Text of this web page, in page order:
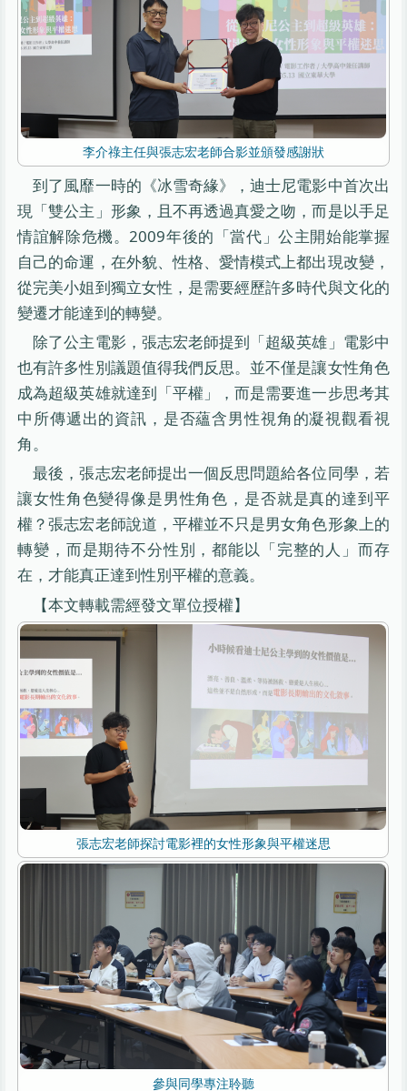
李介祿主任與張志宏老師合影並頒發感謝狀
到了風靡一時的《冰雪奇緣》，迪士尼電影中首次出
現「雙公主」形象，且不再透過真愛之吻，而是以手足
情誼解除危機。2009年後的「當代」公主開始能掌握
自己的命運，在外貌、性格、愛情模式上都出現改變，
從完美小姐到獨立女性，是需要經歷許多時代與文化的
變遷才能達到的轉變。
除了公主電影，張志宏老師提到「超級英雄」電影中
也有許多性別議題值得我們反思。並不僅是讓女性角色
成為超級英雄就達到「平權」，而是需要進一步思考其
中所傳遞出的資訊，是否蘊含男性視角的凝視觀看視
角。
最後，張志宏老師提出一個反思問題給各位同學，若
讓女性角色變得像是男性角色，是否就是真的達到平
權？張志宏老師說道，平權並不只是男女角色形象上的
轉變，而是期待不分性別，都能以「完整的人」而存
在，才能真正達到性別平權的意義。
【本文轉載需經發文單位授權】
張志宏老師探討電影裡的女性形象與平權迷思
參與同學專注聆聽